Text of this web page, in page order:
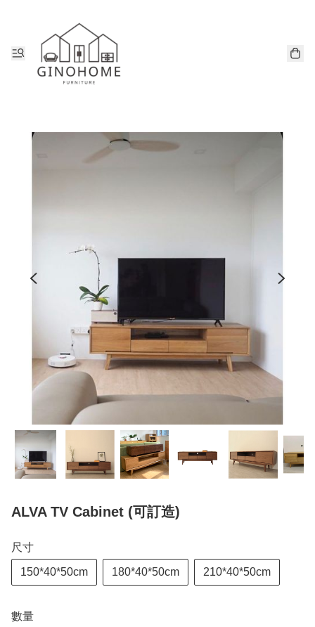
ALVA TV Cabinet (可訂造)
尺寸
150*40*50cm 180*40*50cm 210*40*50cm
數量